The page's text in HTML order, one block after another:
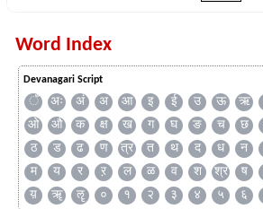
Word Index
Devanagari Script
ँ अः अं अ आ इ ई उ ऊ ऋ
ओ
औ क क्ष ख ग घ ङ च छ
ठ
ड ढ ण त्र त थ द ध न
म
य र ऱ ल ळ व श श्र ष
य़
ॠ ॡ ० १ २ ३ ४ ५ ६